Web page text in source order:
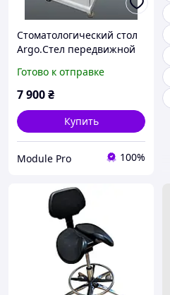
Стоматологический стол
Argo.Стел передвижной
приборов,
инструментария и
Готово к отправке
7 900₴
Купить
Module Pro 100%